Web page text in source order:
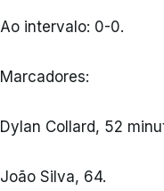
Ao intervalo: 0-0.
Marcadores:
Dylan Collard, 52
João Silva, 64.